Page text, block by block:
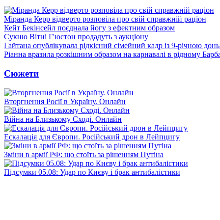
Міранда Керр відверто розповіла про свій справжній раціон
Кейт Бекінсейл поєднала йогу з ефектним образом
Сукню Вітні Г'юстон продадуть з аукціону
Гайтана опублікувала рідкісний сімейний кадр із 9-річною
Ріанна вразила розкішним образом на карнавалі в рідному
Сюжети
Вторгнення Росії в Україну. Онлайн
Війна на Близькому Сході. Онлайн
Ескалація для Європи. Російський дрон в Лейпцигу
Зміни в армії РФ: що стоїть за рішенням Путіна
Підсумки 05.08: Удар по Києву і брак антибалістики